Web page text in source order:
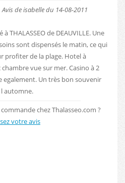
Avis de isabelle du 14-08-2011
THALASSEO de DEAUVILLE. Une
sont dispensés le matin, ce qui
profiter de la plage. Hotel à
vue sur mer. Casino à 2
egalement. Un très bon souvenir
automne.
chez Thalasseo.com ?
votre avis